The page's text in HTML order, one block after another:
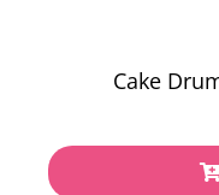
Cake